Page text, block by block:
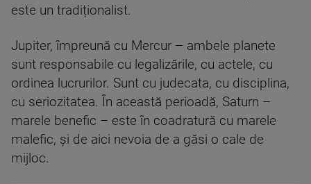
este un tradiționalist.
Jupiter, împreună cu Mercur – ambele planete
sunt responsabile cu legalizările, cu actele, cu
ordinea lucrurilor. Sunt cu judecata, cu disciplina,
cu seriozitatea. În această perioadă, Saturn –
marele benefic – este în coadratură cu marele
malefic, și de aici nevoia de a găsi o cale de
mijloc.